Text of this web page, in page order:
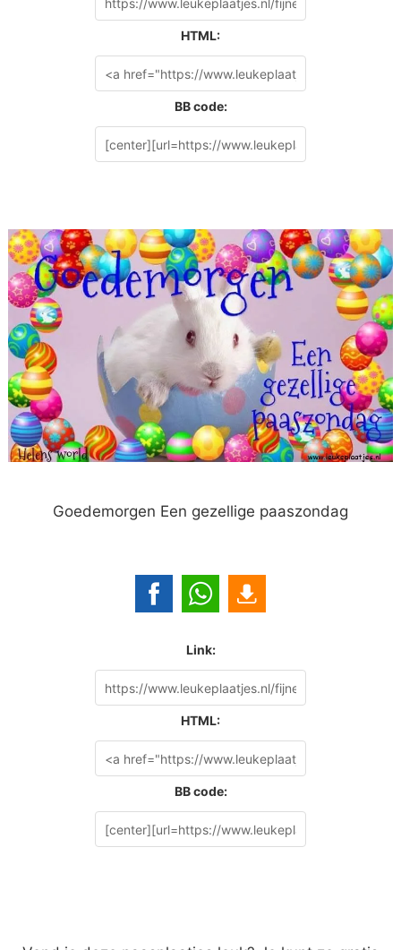
HTML:
BB code:
Goedemorgen Een gezellige paaszondag
Link:
HTML:
BB code: